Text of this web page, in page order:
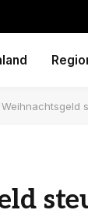
Weihnachtsgeld